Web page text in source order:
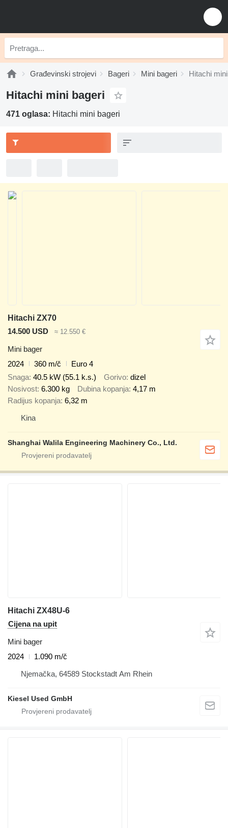
Građevinski strojevi Bageri Mini bageri Hitachi
Hitachi mini bageri
471 oglasa: Hitachi mini bageri
Hitachi ZX70
14.500 USD
≈ 12.550 €
Mini bager
2024
360 m/č
Euro 4
Snaga 40.5 kW (55.1 k.s.) Gorivo dizel
Nosivost 6.300 kg Dubina kopanja 4,17 m
Radijus kopanja 6,32 m
Kina
Shanghai Walila Engineering Machinery Co., Ltd.
Hitachi ZX48U-6
Cijena na upit
Mini bager
2024
1.090 m/č
Njemačka, 64589 Stockstadt Am Rhein
Kiesel Used GmbH